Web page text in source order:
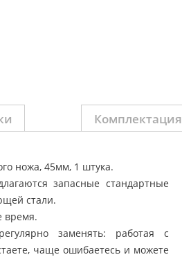
Комплектация
ножа, 45мм, 1 штука.
запасные стандартные
стали.
время.
заменять: работая с
чаще ошибаетесь и можете